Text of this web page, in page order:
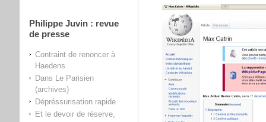
Philippe Juvin : revue
de presse
Contraint de renoncer à
Haedens
Dans Le Parisien
(archives)
Dépréssurisation rapide
Et le devoir de réserve,